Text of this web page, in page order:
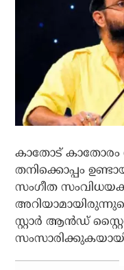
കാതോട് കാതോരം
തനിക്കൊപ്പം
സംഗീത
സ്റ്റാർ ആൻഡ്